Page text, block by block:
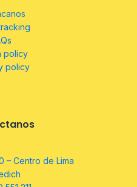
policy
policy
– Centro de Lima